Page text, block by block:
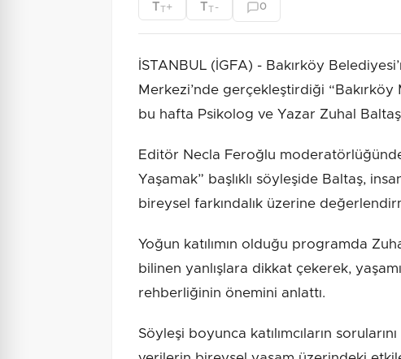
TT+ TT - 0
İSTANBUL (İGFA) - Bakırköy
Merkezi’nde gerçekleştirdiği
bu hafta Psikolog ve Yazar Zuhal
Editör Necla Feroğlu
Yaşamak” başlıklı söyleşide Baltaş,
bireysel farkındalık üzerine
Yoğun katılımın olduğu programda
bilinen yanlışlara dikkat çekerek,
rehberliğinin önemini anlattı.
Söyleşi boyunca katılımcıların